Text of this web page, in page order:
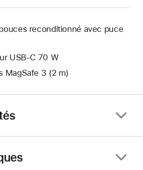
reconditionné avec puce
USB‑C 70 W
MagSafe 3 (2 m)